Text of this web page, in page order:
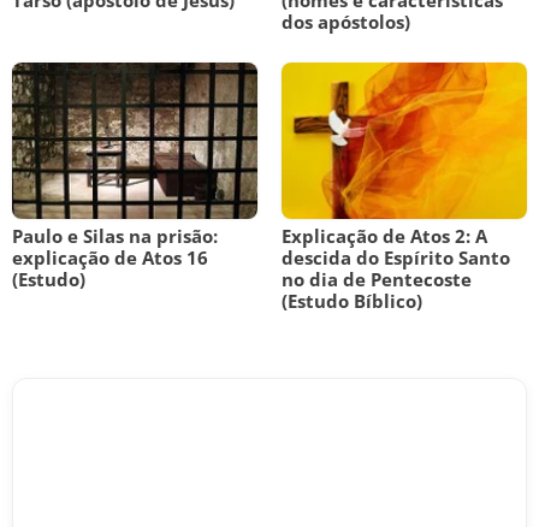
dos apóstolos)
Paulo e Silas na prisão:
explicação de Atos 16
(Estudo)
Explicação de Atos 2: A
descida do Espírito Santo
no dia de Pentecoste
(Estudo Bíblico)